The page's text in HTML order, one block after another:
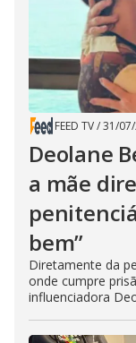
FEED TV/31/
Deolane
a mãe
bem”
Diretamente da
onde cumpre
influenciadora